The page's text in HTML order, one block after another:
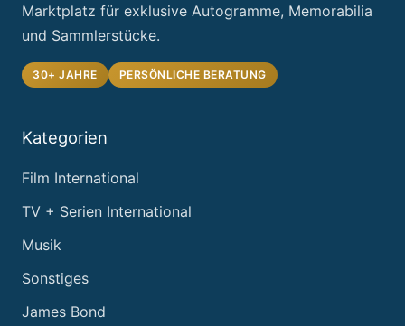
Marktplatz für exklusive Autogramme, Memorabilia
und Sammlerstücke.
30+ JAHRE PERSÖNLICHE BERATUNG
Kategorien
Film International
TV + Serien International
Musik
Sonstiges
James Bond